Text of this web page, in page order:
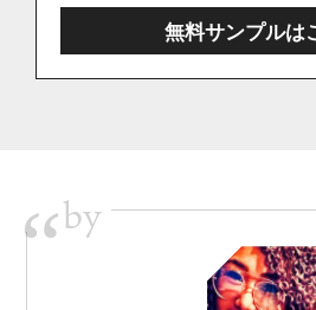
無料サンプルは
“by